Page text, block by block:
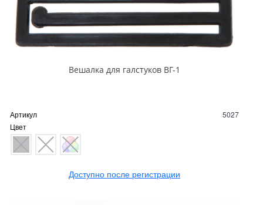
Вешалка для галстуков ВГ-1
Артикул
5027
Цвет
Доступно после регистрации